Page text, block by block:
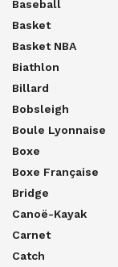
Baseball
Basket
Basket NBA
Biathlon
Billard
Bobsleigh
Boule Lyonnaise
Boxe
Boxe Française
Bridge
Canoë-Kayak
Carnet
Catch